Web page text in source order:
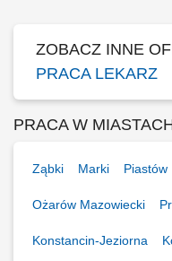
ZOBACZ INNE
PRACA LEKARZ
PRACA W
Ząbki Marki Piastów
Ożarów Mazowiecki
Konstancin-Jeziorna